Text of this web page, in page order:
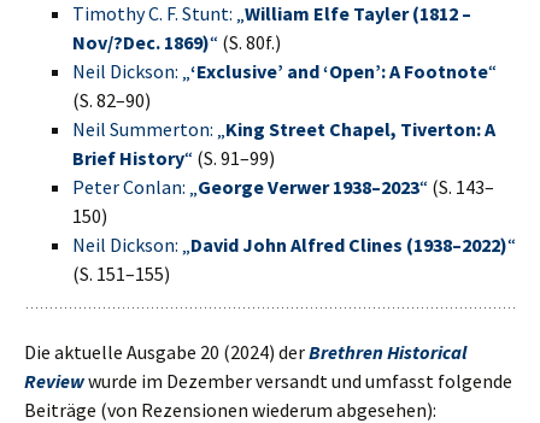
Timothy C. F. Stunt: „William Elfe Tayler (1812 –
Nov/?Dec. 1869)“ (S. 80f.)
Neil Dickson: „‘Exclusive’ and ‘Open’: A Footnote“
(S. 82–90)
Neil Summerton: „King Street Chapel, Tiverton: A
Brief History“ (S. 91–99)
Peter Conlan: „George Verwer 1938–2023“ (S. 143–
150)
Neil Dickson: „David John Alfred Clines (1938–2022)“
(S. 151–155)
Die aktuelle Ausgabe 20 (2024) derBrethren Historical
Reviewwurde im Dezember versandt und umfasst folgende
Beiträge (von Rezensionen wiederum abgesehen):